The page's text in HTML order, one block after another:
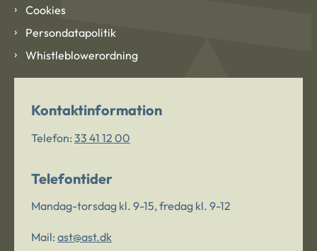
Cookies
Persondatapolitik
Whistleblowerordning
Kontaktinformation
Telefon: 33 41 12 00
Telefontider
Mandag-torsdag kl. 9-15, fredag kl. 9-12
Mail: ast@ast.dk